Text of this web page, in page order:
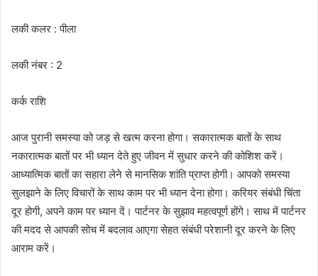
लकी कलर : पीला
लकी नंबर : 2
कर्क राशि
आज पुरानी समस्या को जड़ से खत्म करना होगा। सकारात्मक बातों के साथ
नकारात्मक बातों पर भी ध्यान देते हुए जीवन में सुधार करने की कोशिश करें।
आध्यात्मिक बातों का सहारा लेने से मानसिक शांति प्राप्त होगी। आपको समस्या
सुलझाने के लिए विचारों के साथ काम पर भी ध्यान देना होगा। करियर संबंधी चिंता
दूर होगी, अपने काम पर ध्यान दें। पार्टनर के सुझाव महत्वपूर्ण होंगे। साथ में पार्टनर
की मदद से आपकी सोच में बदलाव आएगा सेहत संबंधी परेशानी दूर करने के लिए
आराम करें।